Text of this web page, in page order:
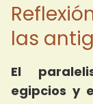
las
El
egipcios y